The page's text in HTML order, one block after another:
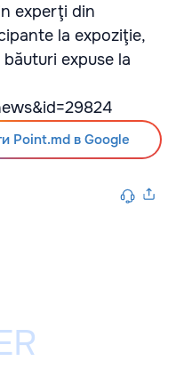
experţi din
la expoziţie,
expuse la
Point.md в Google